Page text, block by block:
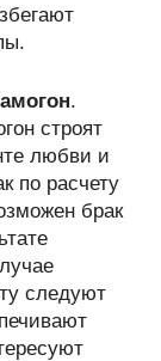
.
строят
любви и
по расчету
брак
следуют